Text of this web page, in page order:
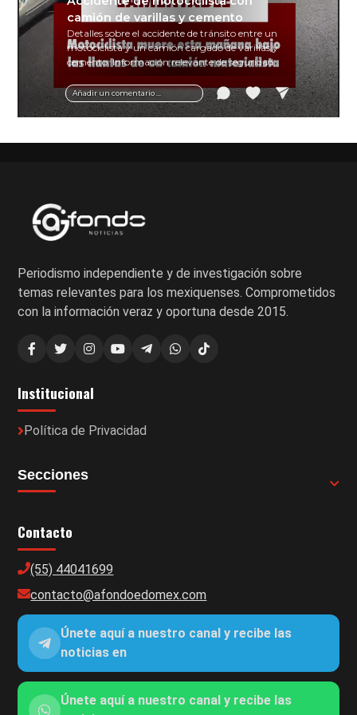
Añadir un comentario ...
camión de varillas y cemento
Detalles sobre el accidente de tránsito entre un
motociclista y un camión cargado de varillas y
cemento. Información relevante de seguridad
vial y recomendaciones para motociclistas.
Periodismo independiente y de investigación sobre
temas relevantes para los mexiquenses. Comprometidos
con la información veraz y oportuna desde 2015.
Institucional
Política de Privacidad
Secciones
Contacto
(55) 44041699
contacto@afondoedomex.com
Únete aquí a nuestro canal y recibe las
noticias en
Únete aquí a nuestro canal y recibe las